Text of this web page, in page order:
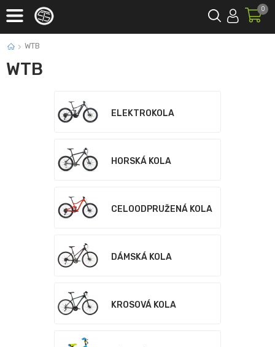
0
WTB
WTB
ELEKTROKOLA
HORSKÁ KOLA
CELOODPRUŽENÁ KOLA
DÁMSKÁ KOLA
KROSOVÁ KOLA